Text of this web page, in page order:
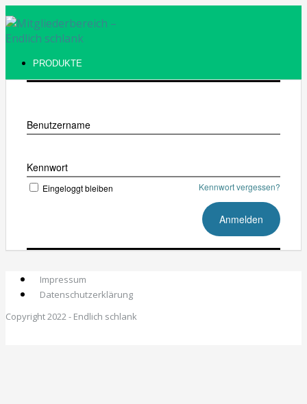
PRODUKTE
Benutzername
Kennwort
Eingeloggt bleiben Kennwort vergessen?
Impressum
Datenschutzerklärung
Copyright 2022 - Endlich schlank